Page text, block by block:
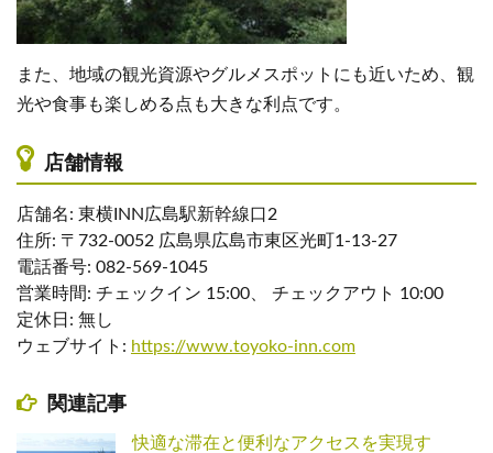
また、地域の観光資源やグルメスポットにも近いため、観
光や食事も楽しめる点も大きな利点です。
店舗情報
店舗名: 東横INN広島駅新幹線口2
住所: 〒732-0052 広島県広島市東区光町1-13-27
電話番号: 082-569-1045
営業時間: チェックイン 15:00、 チェックアウト 10:00
定休日: 無し
ウェブサイト: https://www.toyoko-inn.com
関連記事
快適な滞在と便利なアクセスを実現す